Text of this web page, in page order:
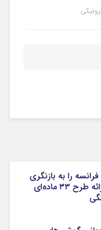
۲۵۰۰ ساله، فرانسه را به بازنگری
امنیت موزه‌ها واداشت/ ارائه طرح ۳۳ ماده‌ای